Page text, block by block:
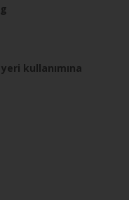
yeri kullanımına